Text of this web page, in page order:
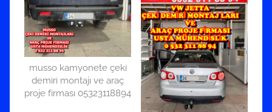
musso kamyonete çeki
demiri montajı ve araç
proje firması 05323118894